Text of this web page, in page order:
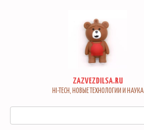
ZAZVEZDILSA.RU
HI-TECH, НОВЫЕ ТЕХНОЛОГИИ И НАУКА